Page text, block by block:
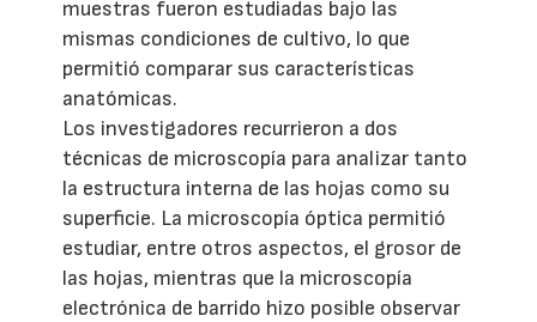
muestras fueron estudiadas bajo las
mismas condiciones de cultivo, lo que
permitió comparar sus características
anatómicas.
Los investigadores recurrieron a dos
técnicas de microscopía para analizar tanto
la estructura interna de las hojas como su
superficie. La microscopía óptica permitió
estudiar, entre otros aspectos, el grosor de
las hojas, mientras que la microscopía
electrónica de barrido hizo posible observar